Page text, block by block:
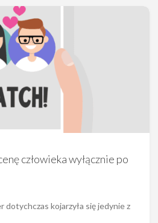
człowieka wyłącznie po
dotychczas kojarzyła się jedynie z